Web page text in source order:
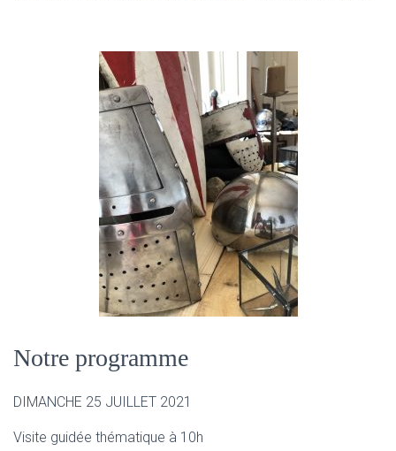
Notre programme
DIMANCHE 25 JUILLET 2021
Visite guidée thématique à 10h